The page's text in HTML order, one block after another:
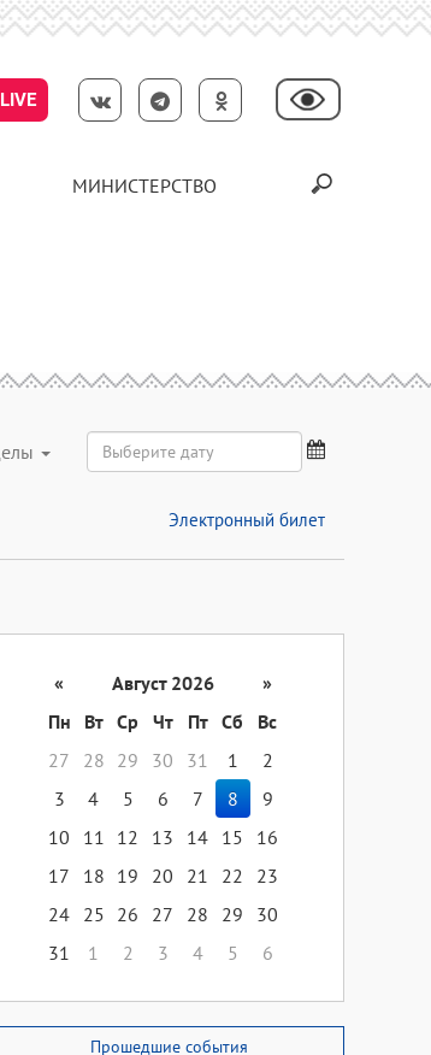
LIVE
МИНИСТЕРСТВО
Электронный билет
« Август 2026
»
Пн
Вт Ср Чт Пт Сб
Вс
27
28 29 30 31 1
2
3
4 5 6 7 8
9
10
11 12 13 14 15
16
17
18 19 20 21 22
23
24 25 26 27 28 29
30
31
1 2 3 4 5 6
Прошедшие события